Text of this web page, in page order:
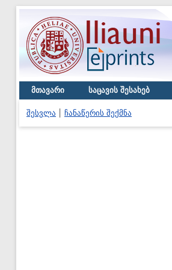
მთავარი საცავის შესახებ
შესვლა ჩანაწერის შექმნა